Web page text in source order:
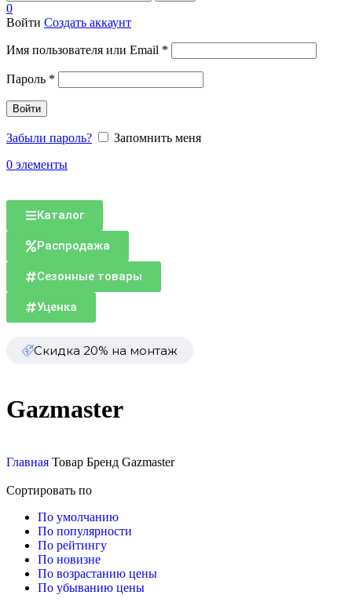
0
Войти Создать аккаунт
Имя пользователя или Email *
Пароль *
Войти
Забыли пароль?
Запомнить меня
0 элементы
Каталог
Распродажа
Сезонные товары
Уценка
Скидка 20% на монтаж
Gazmaster
Главная Товар Бренд Gazmaster
Сортировать по
По умолчанию
По популярности
По рейтингу
По новизне
По возрастанию цены
По убыванию цены